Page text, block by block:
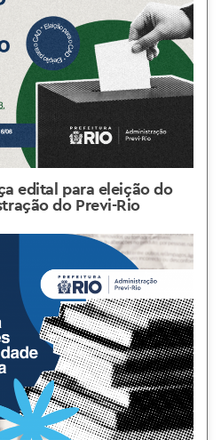
edital para eleição do
do Previ-Rio